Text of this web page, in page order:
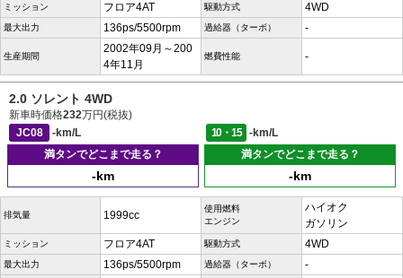
ミッション フロア4AT 駆動方式 4WD
最大出力 136ps/5500rpm 過給器（ターボ） -
生産期間
2002年09月～200
4年11月
燃費性能 -
2.0 ソレント 4WD
新車時価格232万円(税抜)
JC08
-km/L 10・15
-km/L
満タンでどこまで走る？
-km
満タンでどこまで走る？
-km
排気量 1999cc
使用燃料
エンジン
ハイオク
ガソリン
ミッション フロア4AT 駆動方式 4WD
最大出力 136ps/5500rpm 過給器（ターボ） -